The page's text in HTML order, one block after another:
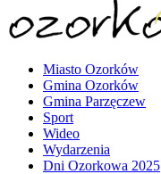
Miasto Ozorków
Gmina Ozorków
Gmina Parzęczew
Sport
Wideo
Wydarzenia
Dni Ozorkowa 2025